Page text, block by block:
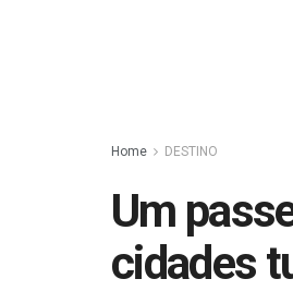
Home DESTINO
Um
cidades